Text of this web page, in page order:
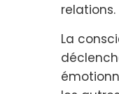
relations.
La